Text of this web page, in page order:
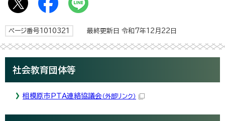
ページ番号1010321 最終更新日 令和7年12月22日
社会教育団体等
相模原市PTA連絡協議会（外部リンク）